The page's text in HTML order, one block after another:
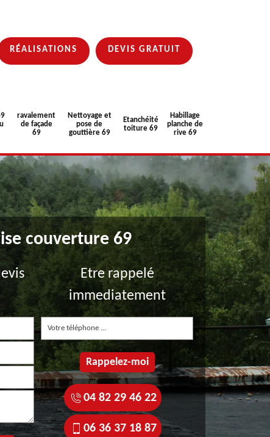
RÉALISATIONS DEVIS GRATUIT
ravalement
de façade
69
Nettoyage et
pose de
gouttière 69
Etanchéité
toiture 69
Habillage
planche de
rive 69
couverture 69
Etre rappelé
immediatement
04 82 29 46 22
06 36 37 18 87